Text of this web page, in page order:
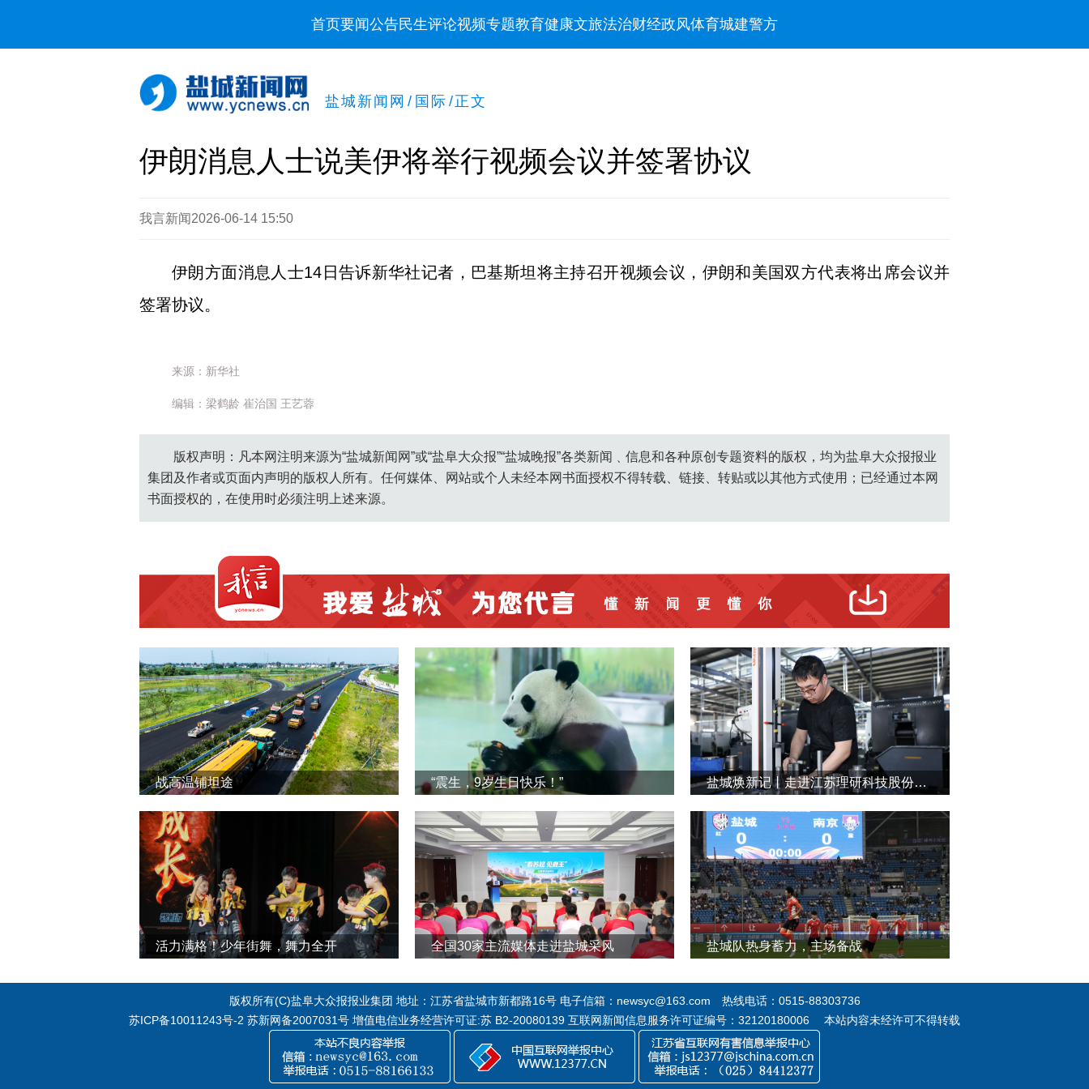
首页要闻公告民生评论视频专题教育健康文旅法治财经政风体育城建警方
盐城新闻网 / 国际 /正文
伊朗消息人士说美伊将举行视频会议并签署协议
我言新闻 2026-06-14 15:50
伊朗方面消息人士14日告诉新华社记者，巴基斯坦将主持召开视频会议，伊朗和美国双方代表将出席会议并
签署协议。
来源：新华社
编辑：梁鹤龄 崔治国 王艺蓉
版权声明：凡本网注明来源为“盐城新闻网”或“盐阜大众报”“盐城晚报”各类新闻﹑信息和各种原创专题资料的版权，均为盐阜大众报报业
集团及作者或页面内声明的版权人所有。任何媒体、网站或个人未经本网书面授权不得转载、链接、转贴或以其他方式使用；已经通过本网
书面授权的，在使用时必须注明上述来源。
战高温铺坦途 “震生，9岁生日快乐！” 盐城焕新记丨走进江苏理研科技股份有限公司
活力满格！少年街舞，舞力全开 全国30家主流媒体走进盐城采风 盐城队热身蓄力，主场备战
版权所有(C)盐阜大众报报业集团 地址：江苏省盐城市新都路16号 电子信箱：newsyc@163.com 热线电话：0515-88303736
苏ICP备10011243号-2 苏新网备2007031号 增值电信业务经营许可证:苏 B2-20080139 互联网新闻信息服务许可证编号：32120180006 本站内容未经许可不得转载